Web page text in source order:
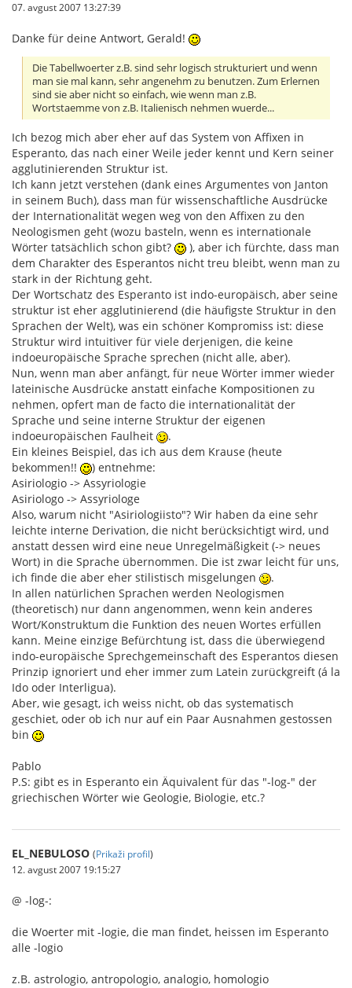
07. avgust 2007 13:27:39
Danke für deine Antwort, Gerald!
Die Tabellwoerter z.B. sind sehr logisch strukturiert und wenn
man sie mal kann, sehr angenehm zu benutzen. Zum Erlernen
sind sie aber nicht so einfach, wie wenn man z.B.
Wortstaemme von z.B. Italienisch nehmen wuerde...
Ich bezog mich aber eher auf das System von Affixen in
Esperanto, das nach einer Weile jeder kennt und Kern seiner
agglutinierenden Struktur ist.
Ich kann jetzt verstehen (dank eines Argumentes von Janton
in seinem Buch), dass man für wissenschaftliche Ausdrücke
der Internationalität wegen weg von den Affixen zu den
Neologismen geht (wozu basteln, wenn es internationale
Wörter tatsächlich schon gibt?
), aber ich fürchte, dass man
dem Charakter des Esperantos nicht treu bleibt, wenn man zu
stark in der Richtung geht.
Der Wortschatz des Esperanto ist indo-europäisch, aber seine
struktur ist eher agglutinierend (die häufigste Struktur in den
Sprachen der Welt), was ein schöner Kompromiss ist: diese
Struktur wird intuitiver für viele derjenigen, die keine
indoeuropäische Sprache sprechen (nicht alle, aber).
Nun, wenn man aber anfängt, für neue Wörter immer wieder
lateinische Ausdrücke anstatt einfache Kompositionen zu
nehmen, opfert man de facto die internationalität der
Sprache und seine interne Struktur der eigenen
indoeuropäischen Faulheit
.
Ein kleines Beispiel, das ich aus dem Krause (heute
bekommen!!
) entnehme:
Asiriologio -> Assyriologie
Asiriologo -> Assyriologe
Also, warum nicht "Asiriologiisto"? Wir haben da eine sehr
leichte interne Derivation, die nicht berücksichtigt wird, und
anstatt dessen wird eine neue Unregelmäßigkeit (-> neues
Wort) in die Sprache übernommen. Die ist zwar leicht für uns,
ich finde die aber eher stilistisch misgelungen
.
In allen natürlichen Sprachen werden Neologismen
(theoretisch) nur dann angenommen, wenn kein anderes
Wort/Konstruktum die Funktion des neuen Wortes erfüllen
kann. Meine einzige Befürchtung ist, dass die überwiegend
indo-europäische Sprechgemeinschaft des Esperantos diesen
Prinzip ignoriert und eher immer zum Latein zurückgreift (á la
Ido oder Interligua).
Aber, wie gesagt, ich weiss nicht, ob das systematisch
geschiet, oder ob ich nur auf ein Paar Ausnahmen gestossen
bin
Pablo
P.S: gibt es in Esperanto ein Äquivalent für das "-log-" der
griechischen Wörter wie Geologie, Biologie, etc.?
EL_NEBULOSO (Prikaži profil)
12. avgust 2007 19:15:27
@ -log-:
die Woerter mit -logie, die man findet, heissen im Esperanto
alle -logio
z.B. astrologio, antropologio, analogio, homologio